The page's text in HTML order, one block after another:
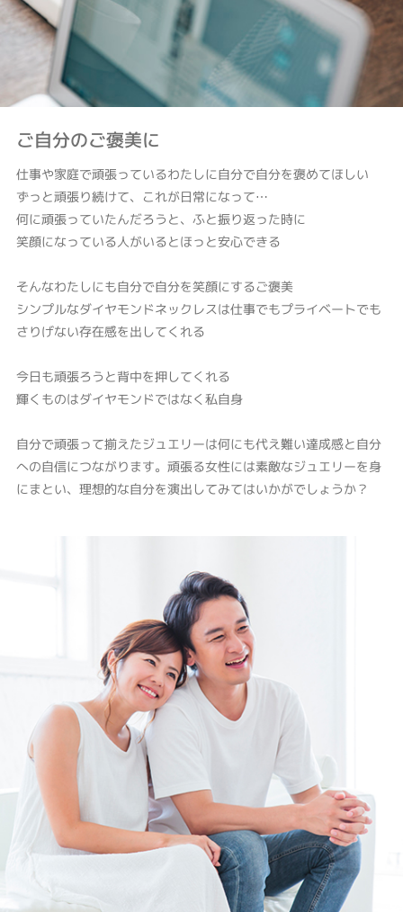
ご自分のご褒美に
仕事や家庭で頑張っているわたしに自分で自分を褒めてほしい
ずっと頑張り続けて、これが日常になって…
何に頑張っていたんだろうと、ふと振り返った時に
笑顔になっている人がいるとほっと安心できる
そんなわたしにも自分で自分を笑顔にするご褒美
シンプルなダイヤモンドネックレスは仕事でもプライベートでも
さりげない存在感を出してくれる
今日も頑張ろうと背中を押してくれる
輝くものはダイヤモンドではなく私自身
自分で頑張って揃えたジュエリーは何にも代え難い達成感と自分
への自信につながります。頑張る女性には素敵なジュエリーを身
にまとい、理想的な自分を演出してみてはいかがでしょうか？